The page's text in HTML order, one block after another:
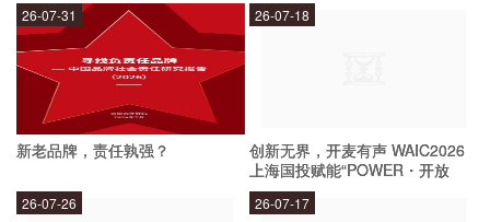
有哪些？
江苏恒顺达新材料股份有限公司的业务主要集中在
化学品领域，存在市场波动和原材料价格波动的风
险。同时，公司的海外市场集中度较高，存在外汇
风险和地缘政治风险。
新老品牌，责任孰强？
26-07-31
创新无界，开麦有声 WAIC2026
上海国投赋能“POWER・开放
麦”专场成功举办
26-07-18
26-07-26 26-07-17